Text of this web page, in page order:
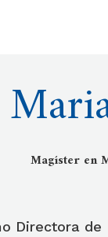
Magíster en
Directora de